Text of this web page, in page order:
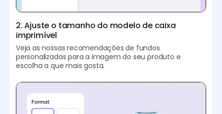
2. Ajuste o tamanho do modelo de caixa
imprimível
Veja as nossas recomendações de fundos
personalizadas para a imagem do seu produto e
escolha a que mais gosta.